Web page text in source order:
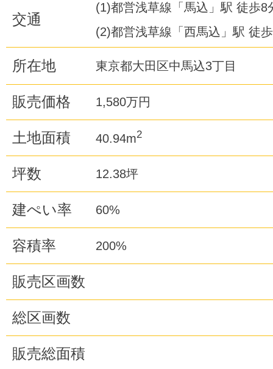
交通
(1)都営浅草線「馬込」駅 徒歩8
(2)都営浅草線「西馬込」駅 徒
所在地 東京都大田区中馬込3丁目
販売価格 1,580万円
土地面積 40.94m2
坪数 12.38坪
建ぺい率 60%
容積率 200%
販売区画数
総区画数
販売総面積